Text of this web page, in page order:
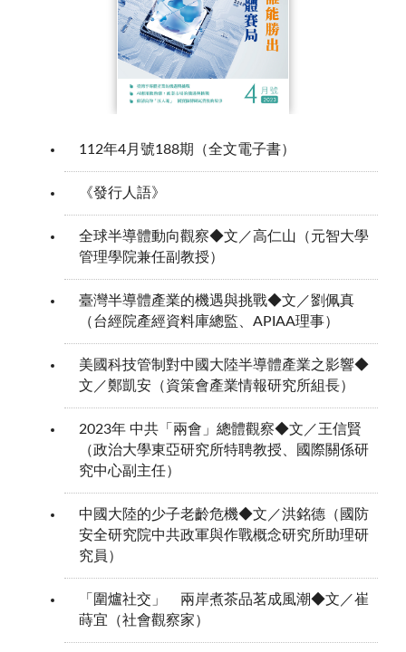
112年4月號188期（全文電子書）
《發行人語》
全球半導體動向觀察◆文／高仁山（元智大學
管理學院兼任副教授）
臺灣半導體產業的機遇與挑戰◆文／劉佩真
（台經院產經資料庫總監、APIAA理事）
美國科技管制對中國大陸半導體產業之影響◆
文／鄭凱安（資策會產業情報研究所組長）
2023年 中共「兩會」總體觀察◆文／王信賢
（政治大學東亞研究所特聘教授、國際關係研
究中心副主任）
中國大陸的少子老齡危機◆文／洪銘德（國防
安全研究院中共政軍與作戰概念研究所助理研
究員）
「圍爐社交」 兩岸煮茶品茗成風潮◆文／崔
蒔宜（社會觀察家）